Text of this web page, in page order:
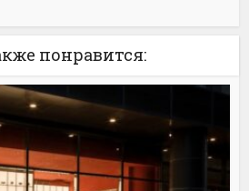
понравится: